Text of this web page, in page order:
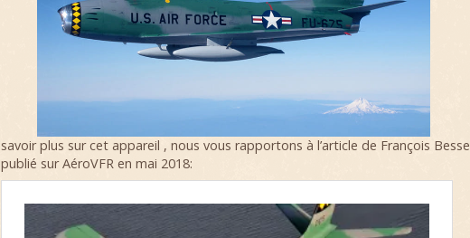
savoir plus sur cet appareil , nous vous rapportons à l’article de François Besse
publié sur AéroVFR en mai 2018: